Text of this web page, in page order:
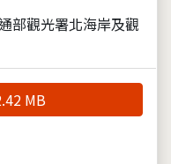
部觀光署北海岸及觀
MB